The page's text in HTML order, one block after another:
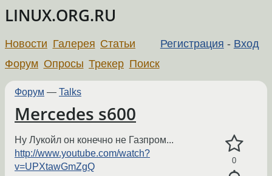
LINUX.ORG.RU
Регистрация - Вход
Новости Галерея Статьи
Форум Опросы Трекер Поиск
Форум — Talks
Mercedes s600
0
Ну Лукойл он конечно не Газпром...
http://www.youtube.com/watch?
v=UPXtawGmZgQ